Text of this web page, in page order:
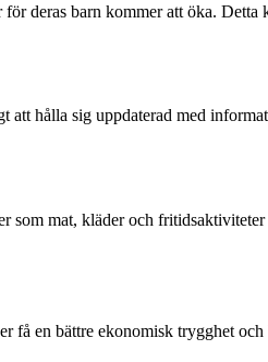
deras barn kommer att öka.
hålla sig uppdaterad med
som mat, kläder och
en bättre ekonomisk trygghet